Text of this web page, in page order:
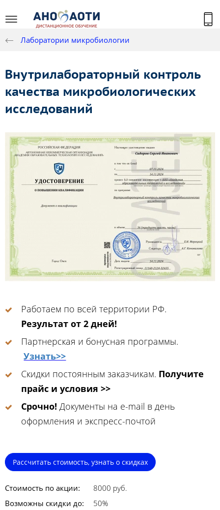
Лаборатории микробиологии
Внутрилабораторный контроль
качества микробиологических
исследований
Работаем по всей территории РФ.
Результат от 2 дней!
Партнерская и бонусная программы.
Узнать>>
Скидки постоянным заказчикам. Получите
прайс и условия >>
Срочно! Документы на e-mail в день
оформления и экспресс-почтой
Рассчитать стоимость, узнать о скидках
Стоимость по акции:
8000 руб.
Возможны скидки до:
50%